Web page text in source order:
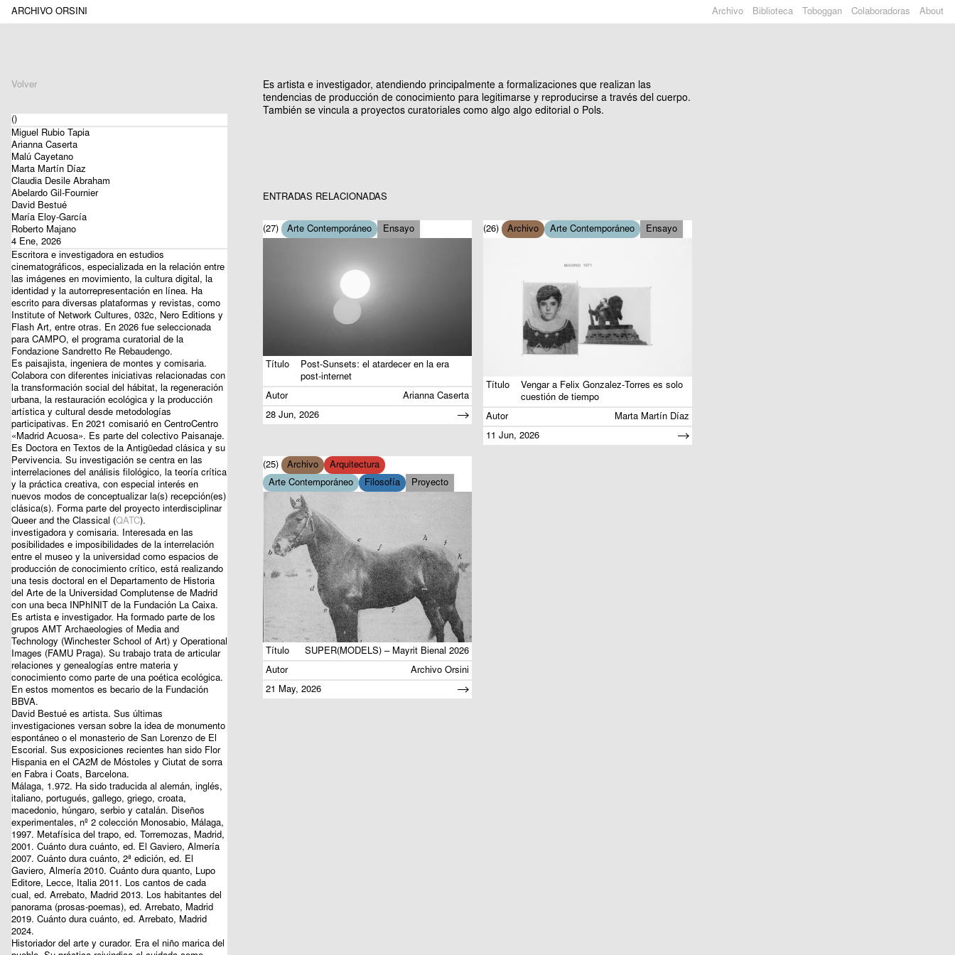
ARCHIVO ORSINI Archivo Biblioteca Toboggan Colaboradoras About
Volver
()
Miguel Rubio Tapia
Arianna Caserta
Malú Cayetano
Marta Martín Díaz
Claudia Desile Abraham
Abelardo Gil-Fournier
David Bestué
María Eloy-García
Roberto Majano
4 Ene, 2026
Escritora e investigadora en estudios
cinematográficos, especializada en la relación entre
las imágenes en movimiento, la cultura digital, la
identidad y la autorrepresentación en línea. Ha
escrito para diversas plataformas y revistas, como
Institute of Network Cultures, 032c, Nero Editions y
Flash Art, entre otras. En 2026 fue seleccionada
para CAMPO, el programa curatorial de la
Fondazione Sandretto Re Rebaudengo.
Es paisajista, ingeniera de montes y comisaria.
Colabora con diferentes iniciativas relacionadas con
la transformación social del hábitat, la regeneración
urbana, la restauración ecológica y la producción
artística y cultural desde metodologías
participativas. En 2021 comisarió en CentroCentro
«Madrid Acuosa». Es parte del colectivo Paisanaje.
Es Doctora en Textos de la Antigüedad clásica y su
Pervivencia. Su investigación se centra en las
interrelaciones del análisis filológico, la teoría crítica
y la práctica creativa, con especial interés en
nuevos modos de conceptualizar la(s) recepción(es)
clásica(s). Forma parte del proyecto interdisciplinar
Queer and the Classical (QATC).
investigadora y comisaria. Interesada en las
posibilidades e imposibilidades de la interrelación
entre el museo y la universidad como espacios de
producción de conocimiento crítico, está realizando
una tesis doctoral en el Departamento de Historia
del Arte de la Universidad Complutense de Madrid
con una beca INPhINIT de la Fundación La Caixa.
Es artista e investigador. Ha formado parte de los
grupos AMT Archaeologies of Media and
Technology (Winchester School of Art) y Operational
Images (FAMU Praga). Su trabajo trata de articular
relaciones y genealogías entre materia y
conocimiento como parte de una poética ecológica.
En estos momentos es becario de la Fundación
BBVA.
David Bestué es artista. Sus últimas
investigaciones versan sobre la idea de monumento
espontáneo o el monasterio de San Lorenzo de El
Escorial. Sus exposiciones recientes han sido Flor
Hispania en el CA2M de Móstoles y Ciutat de sorra
en Fabra i Coats, Barcelona.
Málaga, 1.972. Ha sido traducida al alemán, inglés,
italiano, portugués, gallego, griego, croata,
macedonio, húngaro, serbio y catalán. Diseños
experimentales, nº 2 colección Monosabio, Málaga,
1997. Metafísica del trapo, ed. Torremozas, Madrid,
2001. Cuánto dura cuánto, ed. El Gaviero, Almería
2007. Cuánto dura cuánto, 2ª edición, ed. El
Gaviero, Almería 2010. Cuánto dura quanto, Lupo
Editore, Lecce, Italia 2011. Los cantos de cada
cual, ed. Arrebato, Madrid 2013. Los habitantes del
panorama (prosas-poemas), ed. Arrebato, Madrid
2019. Cuánto dura cuánto, ed. Arrebato, Madrid
2024.
Historiador del arte y curador. Era el niño marica del
Es artista e investigador, atendiendo principalmente a formalizaciones que realizan las
tendencias de producción de conocimiento para legitimarse y reproducirse a través del cuerpo.
También se vincula a proyectos curatoriales como algo algo editorial o Pols.
ENTRADAS RELACIONADAS
(27) Arte Contemporáneo Ensayo
Título
Post-Sunsets: el atardecer en la era
post-internet
Autor
Arianna Caserta
28 Jun, 2026
(26) Archivo Arte Contemporáneo Ensayo
Título
Vengar a Felix Gonzalez-Torres es solo
cuestión de tiempo
Autor
Marta Martín Díaz
11 Jun, 2026
(25) Archivo
Arquitectura
Arte Contemporáneo
Filosofía Proyecto
Título
SUPER(MODELS) – Mayrit Bienal 2026
Autor
Archivo Orsini
21 May, 2026